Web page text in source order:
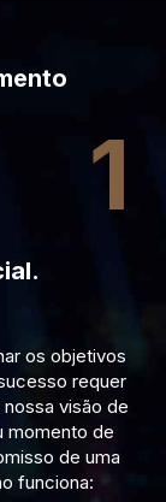
1
os objetivos
requer
visão de
momento de
de uma
funciona: